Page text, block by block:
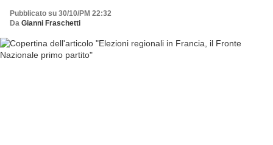
Pubblicato su 30/10/PM 22:32
Da Gianni Fraschetti